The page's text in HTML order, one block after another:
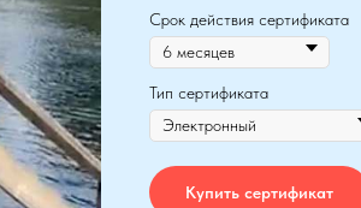
Срок действия сертификата
Тип сертификата
Купить сертификат